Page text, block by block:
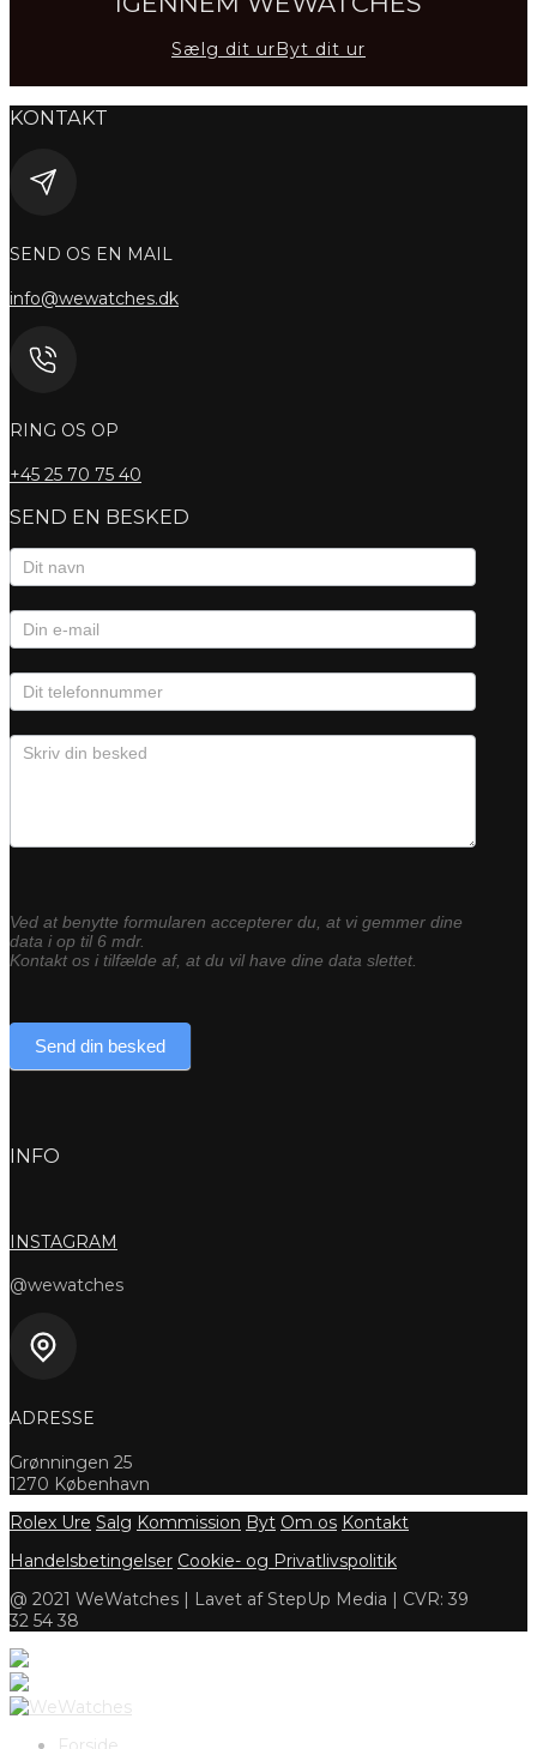
Sælg dit urByt dit ur
KONTAKT
SEND OS EN MAIL
info@wewatches.dk
RING OS OP
+45 25 70 75 40
SEND EN BESKED
Kontaktformular
Ved at benytte formularen accepterer du, at vi gemmer dine
data i op til 6 mdr.
Kontakt os i tilfælde af, at du vil have dine data slettet.
Send din besked
INFO
INSTAGRAM
@wewatches
ADRESSE
Grønningen 25
1270 København
Rolex Ure Salg Kommission Byt Om os Kontakt
Handelsbetingelser Cookie- og Privatlivspolitik
@ 2021 WeWatches | Lavet af StepUp Media | CVR: 39
32 54 38